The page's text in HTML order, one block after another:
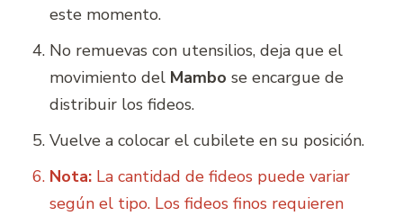
este momento.
No remuevas con utensilios, deja que el
movimiento del Mambo se encargue de
distribuir los fideos.
Vuelve a colocar el cubilete en su posición.
Nota: La cantidad de fideos puede variar
según el tipo. Los fideos finos requieren